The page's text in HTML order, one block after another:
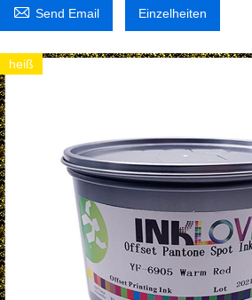
 Send Email Einzelheiten
heiß